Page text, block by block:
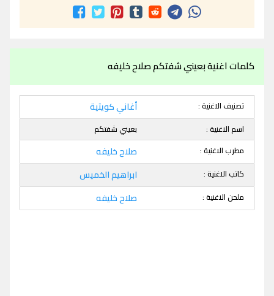
كلمات اغنية بعيني شفتكم صلاح خليفه
تصنيف الاغنية : أغاني كويتية
اسم الاغنية :
بعيني شفتكم
مطرب الاغنية :
صلاح خليفه
كاتب الاغنية : ابراهيم الخميس
ملحن الاغنية : صلاح خليفه